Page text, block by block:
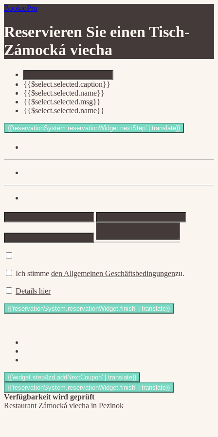
BookioPro
Reservieren Sie einen Tisch-
Zámocká viecha
{{$select.selected.caption}}
{{$select.selected.name}}
{{$select.selected.msg}}
{{$select.selected.name}}
Ich stimme den Allgemeinen Geschäftsbedingungenzu.
Details hier
Verfügbarkeit wird geprüft
Restaurant Zámocká viecha in Pezinok